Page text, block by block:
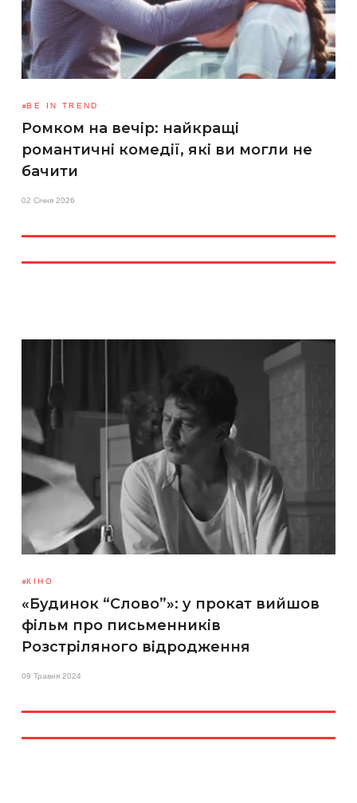
BE IN TREND
Ромком на вечір: найкращі
романтичні комедії, які ви могли не
бачити
02 Січня 2026
КІНО
«Будинок “Слово”»: у прокат вийшов
фільм про письменників
Розстріляного відродження
09 Травня 2024